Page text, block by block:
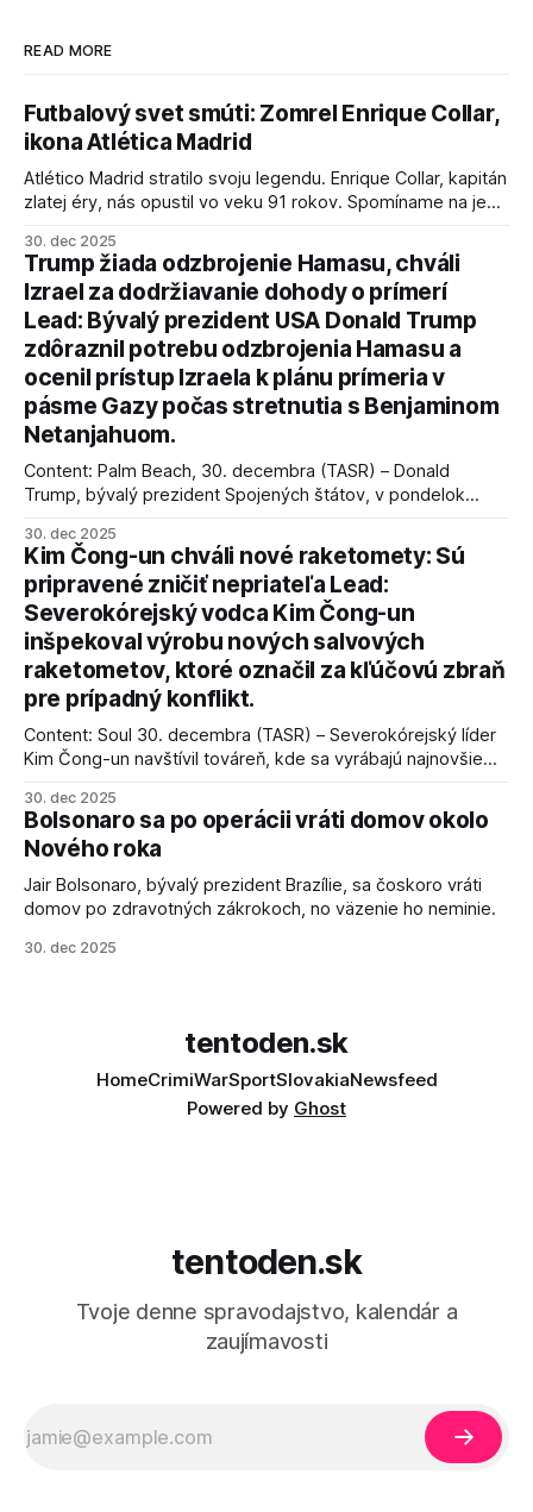
READ MORE
Futbalový svet smúti: Zomrel Enrique Collar,
ikona Atlética Madrid
Atlético Madrid stratilo svoju legendu. Enrique Collar, kapitán
zlatej éry, nás opustil vo veku 91 rokov. Spomíname na jeho
30. dec 2025
Trump žiada odzbrojenie Hamasu, chváli
Izrael za dodržiavanie dohody o prímerí
Lead: Bývalý prezident USA Donald Trump
zdôraznil potrebu odzbrojenia Hamasu a
ocenil prístup Izraela k plánu prímeria v
pásme Gazy počas stretnutia s Benjaminom
Netanjahuom.
Content: Palm Beach, 30. decembra (TASR) – Donald
Trump, bývalý prezident Spojených štátov, v pondelok
kľúčové pre úspešné dosiahnutie prímeria v Gaze. Agentúra
AFP informuje, že Trump vyjadril presvedčenie, že Izrael plní
podmienky dohody o prí
30. dec 2025
Kim Čong-un chváli nové raketomety: Sú
pripravené zničiť nepriateľa Lead:
Severokórejský vodca Kim Čong-un
inšpekoval výrobu nových salvových
raketometov, ktoré označil za kľúčovú zbraň
pre prípadný konflikt.
Content: Soul 30. decembra (TASR) – Severokórejský líder
Kim Čong-un navštívil továreň, kde sa vyrábajú najnovšie
schopnosti. Informovali o tom štátne médiá KĽDR, na ktoré
sa odvoláva agentúra AFP.
30. dec 2025
Bolsonaro sa po operácii vráti domov okolo
Nového roka
Jair Bolsonaro, bývalý prezident Brazílie, sa čoskoro vráti
domov po zdravotných zákrokoch, no väzenie ho neminie.
30. dec 2025
tentoden.sk
HomeCrimiWarSportSlovakiaNewsfeed
Powered by Ghost
tentoden.sk
Tvoje denne spravodajstvo, kalendár a
zaujímavosti